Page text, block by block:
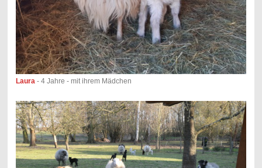
Laura - 4 Jahre - mit ihrem Mädchen